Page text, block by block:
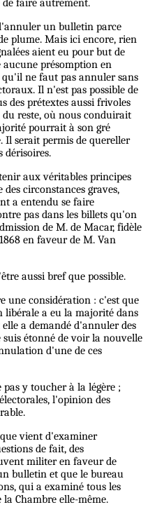
faire autrement.
un bulletin parce
plume. Mais ici encore, rien
aient eu pour but de
présomption en
qu'il ne faut pas annuler sans
Il n'est pas possible de
des prétextes aussi frivoles
du reste, où nous conduirait
pourrait à son gré
Il serait permis de quereller
dérisoires.
aux véritables principes
circonstances graves,
a entendu se faire
pas dans les billets qu'on
de M. de Macar, fidèle
en faveur de M. Van
aussi bref que possible.
une considération : c'est que
libérale a eu la majorité dans
a demandé d'annuler des
suis étonné de voir la nouvelle
d'une de ces
y toucher à la légère ;
l'opinion des
vient d'examiner
de fait, des
militer en faveur de
bulletin et que le bureau
qui a examiné tous les
Chambre elle-même.